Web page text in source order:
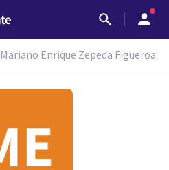
Mariano Enrique Zepeda Figueroa